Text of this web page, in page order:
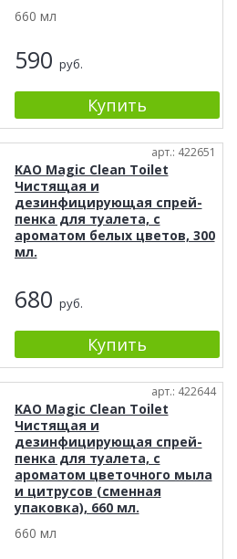
660 мл
590 руб.
арт.: 422651
KAO Magic Clean Toilet
Чистящая и
дезинфицирующая спрей-
пенка для туалета, с
ароматом белых цветов, 300
мл.
680 руб.
арт.: 422644
KAO Magic Clean Toilet
Чистящая и
дезинфицирующая спрей-
пенка для туалета, с
ароматом цветочного мыла
и цитрусов (сменная
упаковка), 660 мл.
660 мл